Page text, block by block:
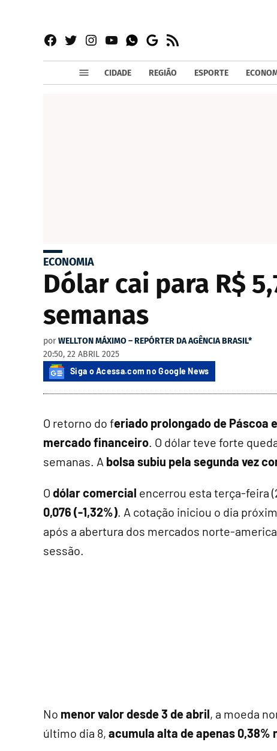
Facebook
TwitterInstagram
YouTubeWhatsapp
Google
News
RSS
CIDADE REGIÃO ESPORTE
ECONOMIA
Dólar cai para R$
semanas
por WELLTON MÁXIMO – REPÓRTER DA AGÊNCIA BRASIL*
20:50, 22 ABRIL 2025
Siga o Acessa.com no Google News
O retorno do feriado prolongado de Páscoa
mercado financeiro. O dólar teve forte
semanas. A bolsa subiu pela segunda vez
O dólar comercial encerrou esta terça-feira
0,076 (-1,32%). A cotação iniciou o dia
após a abertura dos mercados norte-
sessão.
No menor valor desde 3 de abril, a moeda
último dia 8, acumula alta de apenas 0,38%